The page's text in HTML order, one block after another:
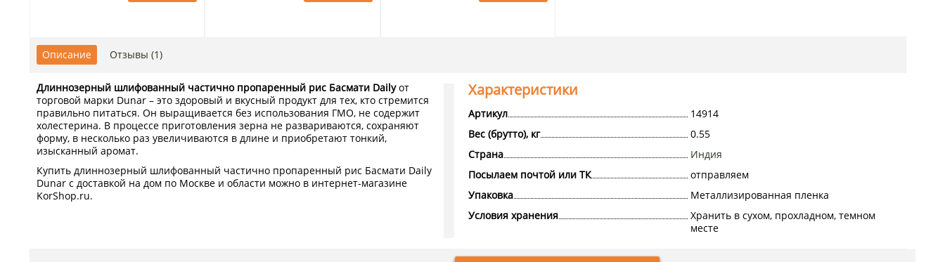
Описание Отзывы (1)
Характеристики
Артикул
14914
Вес (брутто), кг
0.55
Страна
Индия
Посылаем почтой или ТК
отправляем
Упаковка
Металлизированная пленка
Условия хранения
Хранить в сухом, прохладном, темном
месте
Длиннозерный шлифованный частично пропаренный рис Басмати Dailyот
торговой марки Dunar – это здоровый и вкусный продукт для тех, кто стремится
правильно питаться. Он выращивается без использования ГМО, не содержит
холестерина. В процессе приготовления зерна не развариваются, сохраняют
форму, в несколько раз увеличиваются в длине и приобретают тонкий,
изысканный аромат.
Купить длиннозерный шлифованный частично пропаренный рис Басмати Daily
Dunar с доставкой на дом по Москве и области можно в интернет-магазине
KorShop.ru.